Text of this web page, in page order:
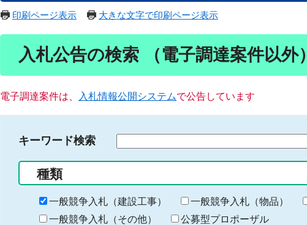
印刷ページ表示 大きな文字で印刷ページ表示
入札公告の検索 （電子調達案件以外）
電子調達案件は、 入札情報公開システムで公告しています
キーワード検索
る
キ
ー
種類
一般競争入札（建設工事） 一般競争入札（物品）
一般競争入札（その他）
公募型プロポーザル